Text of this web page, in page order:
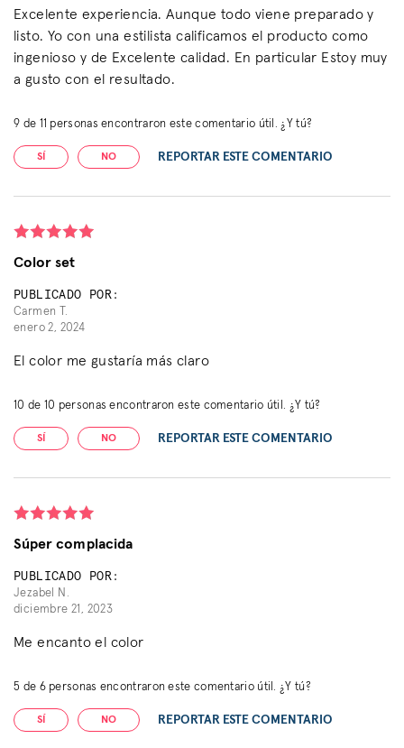
Excelente experiencia. Aunque todo viene preparado y
listo. Yo con una estilista calificamos el producto como
ingenioso y de Excelente calidad. En particular Estoy muy
a gusto con el resultado.
9 de 11 personas encontraron este comentario útil. ¿Y tú?
SÍ NO REPORTAR ESTE COMENTARIO
Color set
PUBLICADO POR:
Carmen T.
enero 2, 2024
El color me gustaría más claro
10 de 10 personas encontraron este comentario útil. ¿Y tú?
SÍ NO REPORTAR ESTE COMENTARIO
Súper complacida
PUBLICADO POR:
Jezabel N.
diciembre 21, 2023
Me encanto el color
5 de 6personas encontraron este comentario útil. ¿Y tú?
SÍ NO REPORTAR ESTE COMENTARIO